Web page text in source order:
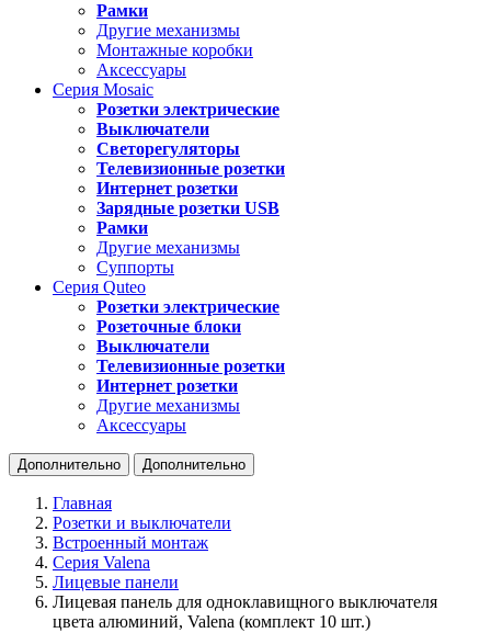
Рамки
Другие механизмы
Монтажные коробки
Аксессуары
Серия Mosaic
Розетки электрические
Выключатели
Светорегуляторы
Телевизионные розетки
Интернет розетки
Зарядные розетки USB
Рамки
Другие механизмы
Суппорты
Серия Quteo
Розетки электрические
Розеточные блоки
Выключатели
Телевизионные розетки
Интернет розетки
Другие механизмы
Аксессуары
Дополнительно Дополнительно
Главная
Розетки и выключатели
Встроенный монтаж
Серия Valena
Лицевые панели
Лицевая панель для одноклавищного выключателя
цвета алюминий, Valena (комплект 10 шт.)